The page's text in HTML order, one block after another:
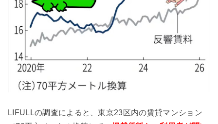
LIFULLの調査によると、東京23区内の賃貸マンション